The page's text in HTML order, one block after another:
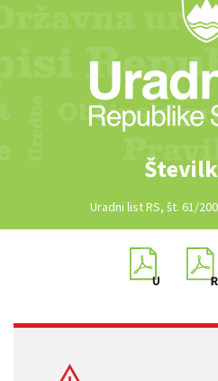
Uradni list RS, št. 61/